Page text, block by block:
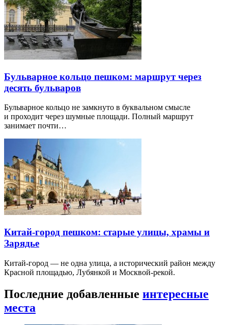
Бульварное кольцо пешком: маршрут через
десять бульваров
Бульварное кольцо не замкнуто в буквальном смысле
и проходит через шумные площади. Полный маршрут
занимает почти…
Китай-город пешком: старые улицы, храмы и
Зарядье
Китай-город — не одна улица, а исторический район между
Красной площадью, Лубянкой и Москвой-рекой.
Последние добавленные интересные
места